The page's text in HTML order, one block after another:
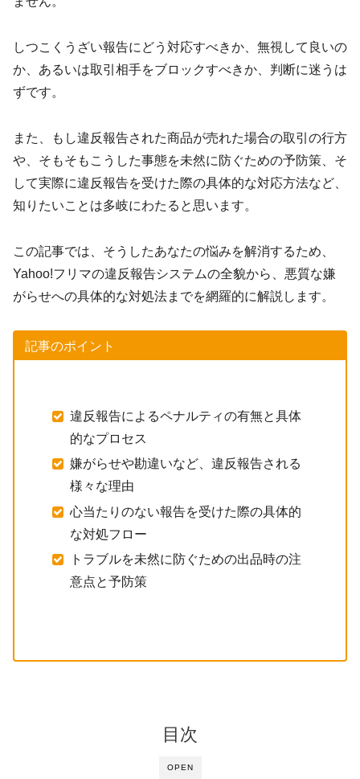
しつこくうざい報告にどう対応すべきか、無視して良いの
か、あるいは取引相手をブロックすべきか、判断に迷うは
ずです。
また、もし違反報告された商品が売れた場合の取引の行方
や、そもそもこうした事態を未然に防ぐための予防策、そ
して実際に違反報告を受けた際の具体的な対応方法など、
知りたいことは多岐にわたると思います。
この記事では、そうしたあなたの悩みを解消するため、
Yahoo!フリマの違反報告システムの全貌から、悪質な嫌
がらせへの具体的な対処法までを網羅的に解説します。
記事のポイント
違反報告によるペナルティの有無と具体
的なプロセス
嫌がらせや勘違いなど、違反報告される
様々な理由
心当たりのない報告を受けた際の具体的
な対処フロー
トラブルを未然に防ぐための出品時の注
意点と予防策
OPEN
目次